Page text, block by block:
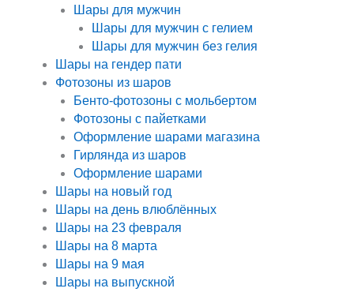
Шары для мужчин
Шары для мужчин с гелием
Шары для мужчин без гелия
Шары на гендер пати
Фотозоны из шаров
Бенто-фотозоны с мольбертом
Фотозоны с пайетками
Оформление шарами магазина
Гирлянда из шаров
Оформление шарами
Шары на новый год
Шары на день влюблённых
Шары на 23 февраля
Шары на 8 марта
Шары на 9 мая
Шары на выпускной